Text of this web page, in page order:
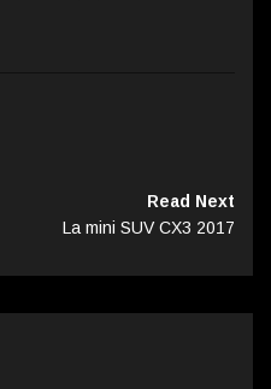
Read Next
La mini SUV CX3 2017